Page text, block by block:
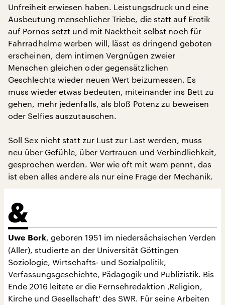
Unfreiheit erwiesen haben. Leistungsdruck und eine
Ausbeutung menschlicher Triebe, die statt auf Erotik
auf Pornos setzt und mit Nacktheit selbst noch für
Fahrradhelme werben will, lässt es dringend geboten
erscheinen, dem intimen Vergnügen zweier
Menschen gleichen oder gegensätzlichen
Geschlechts wieder neuen Wert beizumessen. Es
muss wieder etwas bedeuten, miteinander ins Bett zu
gehen, mehr jedenfalls, als bloß Potenz zu beweisen
oder Selfies auszutauschen.
Soll Sex nicht statt zur Lust zur Last werden, muss
neu über Gefühle, über Vertrauen und Verbindlichkeit,
gesprochen werden. Wer wie oft mit wem pennt, das
ist eben alles andere als nur eine Frage der Mechanik.
Uwe Bork, geboren 1951 im niedersächsischen Verden
(Aller), studierte an der Universität Göttingen
Soziologie, Wirtschafts- und Sozialpolitik,
Verfassungsgeschichte, Pädagogik und Publizistik. Bis
Ende 2016 leitete er die Fernsehredaktion ‚Religion,
Kirche und Gesellschaft‘ des SWR. Für seine Arbeiten